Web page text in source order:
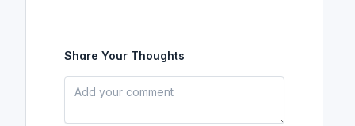
Share Your Thoughts